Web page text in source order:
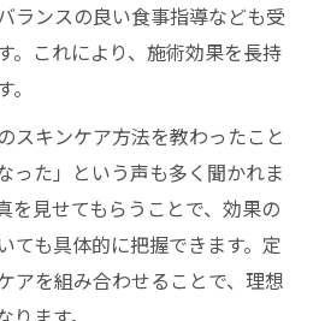
叶える台東区のシワ対策法
分らしいシワ対策の実践法
台東区のシワ対策ポイント
合ったシワ改善法を見つけ
を取り戻す台東区のケア術
しく続けるシワケアの方法
ランスの良い食事指導なども受
。これにより、施術効果を長持
スキンケア方法を教わったこと
った」という声も多く聞かれま
を見せてもらうことで、効果の
ても具体的に把握できます。定
アを組み合わせることで、理想